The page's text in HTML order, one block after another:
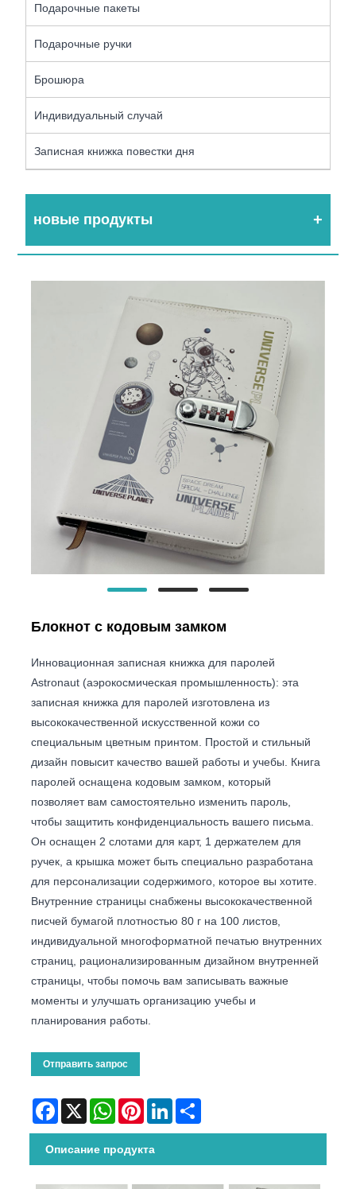
Подарочные пакеты
Подарочные ручки
Брошюра
Индивидуальный случай
Записная книжка повестки дня
новые продукты
Блокнот с кодовым замком
Инновационная записная книжка для паролей
Astronaut (аэрокосмическая промышленность): эта
записная книжка для паролей изготовлена ​​из
высококачественной искусственной кожи со
специальным цветным принтом. Простой и стильный
дизайн повысит качество вашей работы и учебы. Книга
паролей оснащена кодовым замком, который
позволяет вам самостоятельно изменить пароль,
чтобы защитить конфиденциальность вашего письма.
Он оснащен 2 слотами для карт, 1 держателем для
ручек, а крышка может быть специально разработана
для персонализации содержимого, которое вы хотите.
Внутренние страницы снабжены высококачественной
писчей бумагой плотностью 80 г на 100 листов,
индивидуальной многоформатной печатью внутренних
страниц, рационализированным дизайном внутренней
страницы, чтобы помочь вам записывать важные
моменты и улучшать организацию учебы и
планирования работы.
Отправить запрос
Facebook
X WhatsAppPinterestLinkedIn
Описание продукта